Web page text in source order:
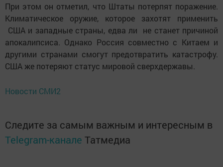
При этом он отметил, что Штаты потерпят поражение.
Климатическое оружие, которое захотят применить
США и западные страны, едва ли не станет причиной
апокалипсиса. Однако Россия совместно с Китаем и
другими странами смогут предотвратить катастрофу.
США же потеряют статус мировой сверхдержавы.
Новости СМИ2
Следите за самым важным и интересным в
Telegram-канале Татмедиа